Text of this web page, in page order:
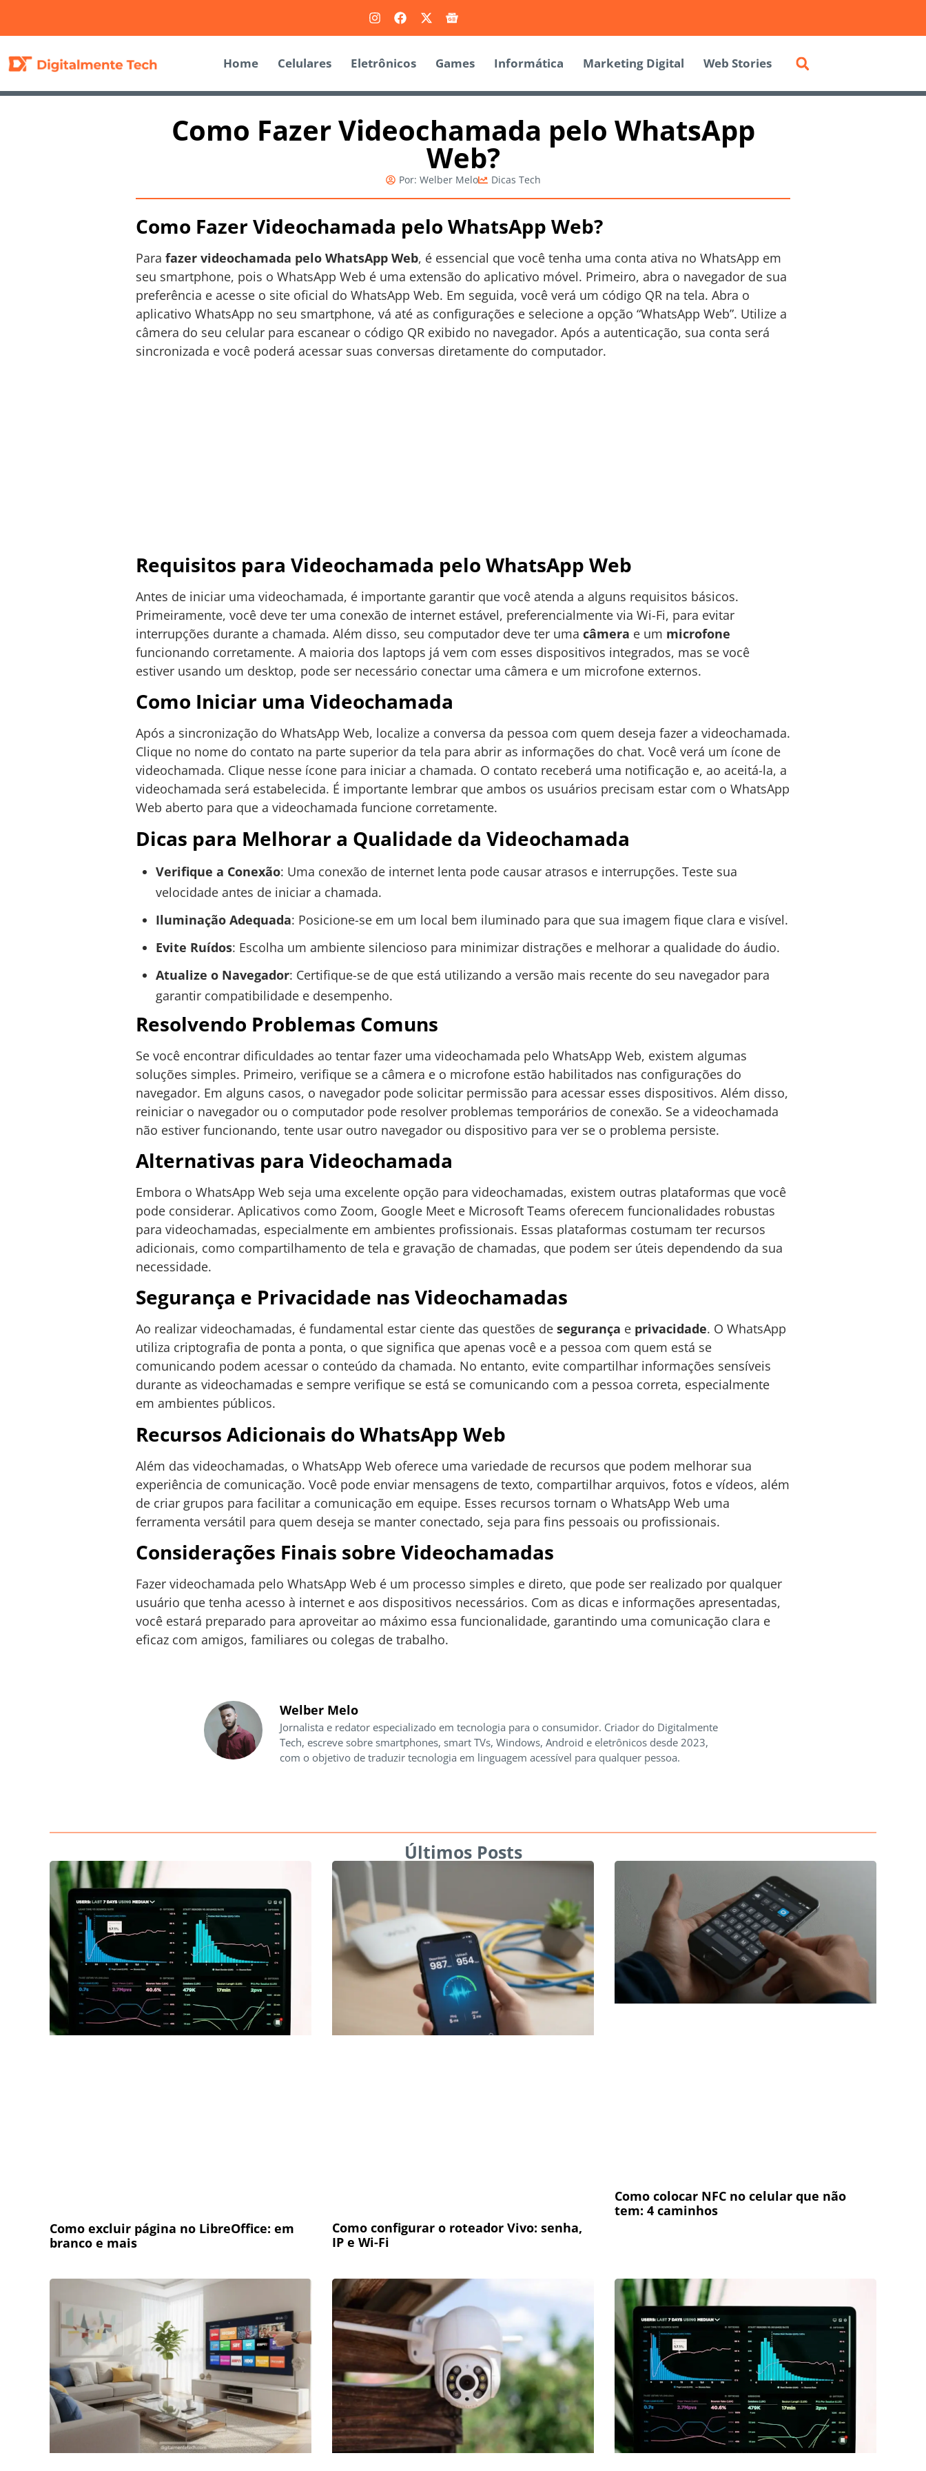
Home Celulares Eletrônicos Games Informática Marketing Digital Web Stories
Como Fazer Videochamada pelo WhatsApp
Web?
Por: Welber Melo Dicas Tech
Como Fazer Videochamada pelo WhatsApp Web?
Para fazer videochamada pelo WhatsApp Web, é essencial que você tenha uma conta ativa no WhatsApp em
seu smartphone, pois o WhatsApp Web é uma extensão do aplicativo móvel. Primeiro, abra o navegador de sua
preferência e acesse o site oficial do WhatsApp Web. Em seguida, você verá um código QR na tela. Abra o
aplicativo WhatsApp no seu smartphone, vá até as configurações e selecione a opção “WhatsApp Web”. Utilize a
câmera do seu celular para escanear o código QR exibido no navegador. Após a autenticação, sua conta será
sincronizada e você poderá acessar suas conversas diretamente do computador.
Requisitos para Videochamada pelo WhatsApp Web
Antes de iniciar uma videochamada, é importante garantir que você atenda a alguns requisitos básicos.
Primeiramente, você deve ter uma conexão de internet estável, preferencialmente via Wi-Fi, para evitar
interrupções durante a chamada. Além disso, seu computador deve ter uma câmera e um microfone
funcionando corretamente. A maioria dos laptops já vem com esses dispositivos integrados, mas se você
estiver usando um desktop, pode ser necessário conectar uma câmera e um microfone externos.
Como Iniciar uma Videochamada
Após a sincronização do WhatsApp Web, localize a conversa da pessoa com quem deseja fazer a videochamada.
Clique no nome do contato na parte superior da tela para abrir as informações do chat. Você verá um ícone de
videochamada. Clique nesse ícone para iniciar a chamada. O contato receberá uma notificação e, ao aceitá-la, a
videochamada será estabelecida. É importante lembrar que ambos os usuários precisam estar com o WhatsApp
Web aberto para que a videochamada funcione corretamente.
Dicas para Melhorar a Qualidade da Videochamada
Verifique a Conexão: Uma conexão de internet lenta pode causar atrasos e interrupções. Teste sua
velocidade antes de iniciar a chamada.
Iluminação Adequada: Posicione-se em um local bem iluminado para que sua imagem fique clara e visível.
Evite Ruídos: Escolha um ambiente silencioso para minimizar distrações e melhorar a qualidade do áudio.
Atualize o Navegador: Certifique-se de que está utilizando a versão mais recente do seu navegador para
garantir compatibilidade e desempenho.
Resolvendo Problemas Comuns
Se você encontrar dificuldades ao tentar fazer uma videochamada pelo WhatsApp Web, existem algumas
soluções simples. Primeiro, verifique se a câmera e o microfone estão habilitados nas configurações do
navegador. Em alguns casos, o navegador pode solicitar permissão para acessar esses dispositivos. Além disso,
reiniciar o navegador ou o computador pode resolver problemas temporários de conexão. Se a videochamada
não estiver funcionando, tente usar outro navegador ou dispositivo para ver se o problema persiste.
Alternativas para Videochamada
Embora o WhatsApp Web seja uma excelente opção para videochamadas, existem outras plataformas que você
pode considerar. Aplicativos como Zoom, Google Meet e Microsoft Teams oferecem funcionalidades robustas
para videochamadas, especialmente em ambientes profissionais. Essas plataformas costumam ter recursos
adicionais, como compartilhamento de tela e gravação de chamadas, que podem ser úteis dependendo da sua
necessidade.
Segurança e Privacidade nas Videochamadas
Ao realizar videochamadas, é fundamental estar ciente das questões de segurança e privacidade. O WhatsApp
utiliza criptografia de ponta a ponta, o que significa que apenas você e a pessoa com quem está se
comunicando podem acessar o conteúdo da chamada. No entanto, evite compartilhar informações sensíveis
durante as videochamadas e sempre verifique se está se comunicando com a pessoa correta, especialmente
em ambientes públicos.
Recursos Adicionais do WhatsApp Web
Além das videochamadas, o WhatsApp Web oferece uma variedade de recursos que podem melhorar sua
experiência de comunicação. Você pode enviar mensagens de texto, compartilhar arquivos, fotos e vídeos, além
de criar grupos para facilitar a comunicação em equipe. Esses recursos tornam o WhatsApp Web uma
ferramenta versátil para quem deseja se manter conectado, seja para fins pessoais ou profissionais.
Considerações Finais sobre Videochamadas
Fazer videochamada pelo WhatsApp Web é um processo simples e direto, que pode ser realizado por qualquer
usuário que tenha acesso à internet e aos dispositivos necessários. Com as dicas e informações apresentadas,
você estará preparado para aproveitar ao máximo essa funcionalidade, garantindo uma comunicação clara e
eficaz com amigos, familiares ou colegas de trabalho.
Welber Melo
Jornalista e redator especializado em tecnologia para o consumidor. Criador do Digitalmente
Tech, escreve sobre smartphones, smart TVs, Windows, Android e eletrônicos desde 2023,
com o objetivo de traduzir tecnologia em linguagem acessível para qualquer pessoa.
Últimos Posts
Como excluir página no LibreOffice: em
branco e mais
Como configurar o roteador Vivo: senha,
IP e Wi-Fi
Como colocar NFC no celular que não
tem: 4 caminhos